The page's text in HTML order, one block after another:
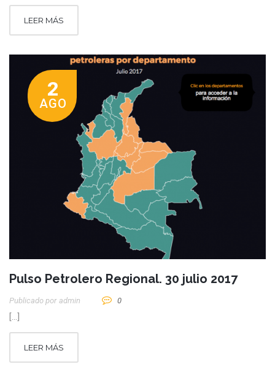
LEER MÁS
2
AGO
Pulso Petrolero Regional. 30 julio 2017
Publicado por Admin 0
[…]
LEER MÁS